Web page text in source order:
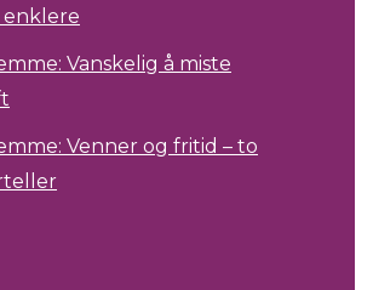
enklere
Vanskelig å miste
Venner og fritid – to